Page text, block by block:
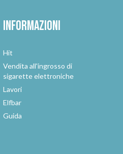
Informazioni
Hit
Vendita all'ingrosso di
sigarette elettroniche
Lavori
Elfbar
Guida